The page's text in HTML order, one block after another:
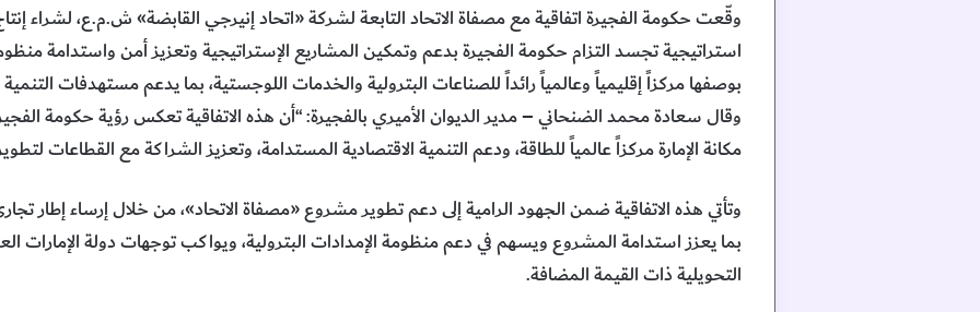
وقّعت حكومة الفجيرة اتفاقية مع مصفاة الاتحاد التابعة لشركة «اتحاد إنيرجي القابضة» ش.م.ع، لشراء
استراتيجية تجسد التزام حكومة الفجيرة بدعم وتمكين المشاريع الإستراتيجية وتعزيز أمن واستدامة
بوصفها مركزاً إقليمياً وعالمياً رائداً للصناعات البترولية والخدمات اللوجستية، بما يدعم مستهدفات
وقال سعادة محمد الضنحاني – مدير الديوان الأميري بالفجيرة: “أن هذه الاتفاقية تعكس رؤية حكومة
مكانة الإمارة مركزاً عالمياً للطاقة، ودعم التنمية الاقتصادية المستدامة، وتعزيز الشراكة مع القطاعات
وتأتي هذه الاتفاقية ضمن الجهود الرامية إلى دعم تطوير مشروع «مصفاة الاتحاد»، من خلال إرساء إطار
بما يعزز استدامة المشروع ويسهم في دعم منظومة الإمدادات البترولية، ويواكب توجهات دولة الإمارات
التحويلية ذات القيمة المضافة.